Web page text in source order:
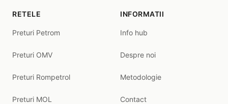
RETELE
Preturi Petrom
Preturi OMV
Preturi Rompetrol
Preturi MOL
INFORMATII
Info hub
Despre noi
Metodologie
Contact